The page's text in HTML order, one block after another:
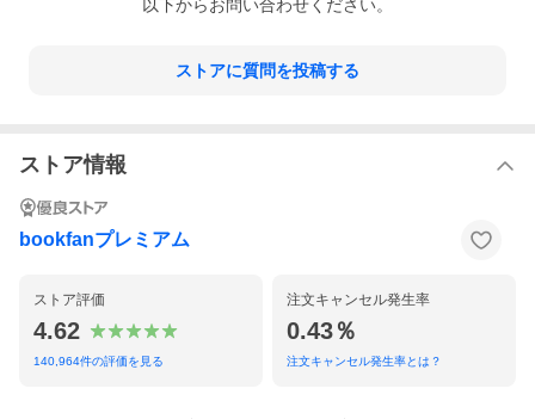
以下からお問い合わせください。
ストアに質問を投稿する
ストア情報
bookfanプレミアム
ストア評価
4.62
140,964件の評価を見る
注文キャンセル発生率
0.43％
注文キャンセル発生率とは？